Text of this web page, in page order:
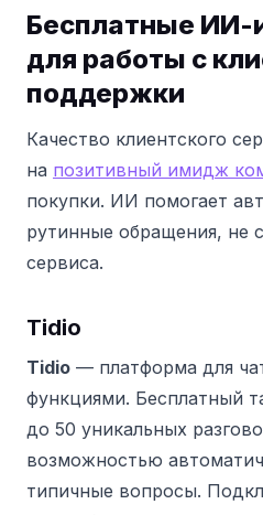
Бесплатные ИИ-
для работы с
поддержки
Качество клиентского
на позитивный имидж
покупки. ИИ помогает
рутинные обращения, не
сервиса.
Tidio
Tidio — платформа для
функциями. Бесплатный
до 50 уникальных
возможностью
типичные вопросы.